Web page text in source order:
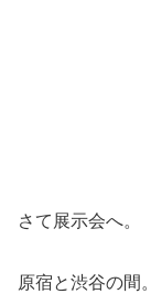
さて展示会へ。
原宿と渋谷の間。